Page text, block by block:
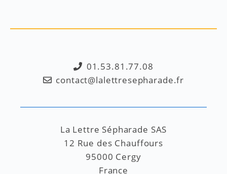
01.53.81.77.08
contact@lalettresepharade.fr
La Lettre Sépharade SAS
12 Rue des Chauffours
95000 Cergy
France